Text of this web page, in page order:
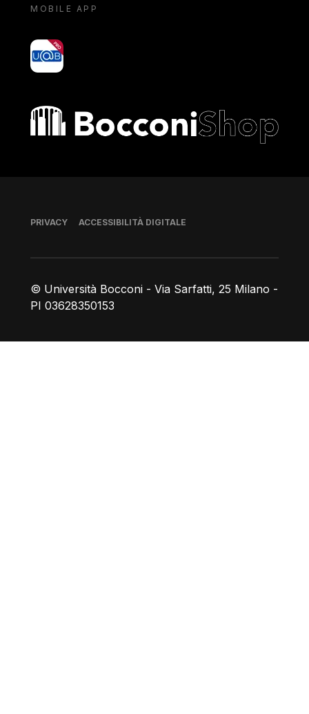
MOBILE APP
yoU@B
Bocconi shop
© Università Bocconi - Via Sarfatti, 25 Milano -
PI 03628350153
Piè di pagina
PRIVACY ACCESSIBILITÀ DIGITALE